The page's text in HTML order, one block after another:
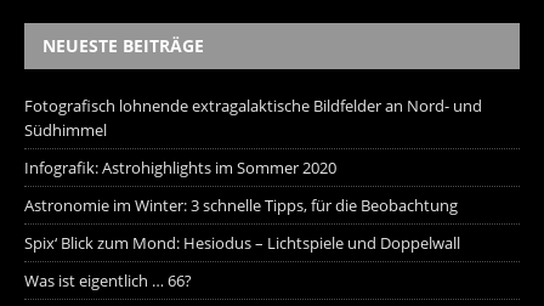
NEUESTE BEITRÄGE
Fotografisch lohnende extragalaktische Bildfelder an Nord- und
Südhimmel
Infografik: Astrohighlights im Sommer 2020
Astronomie im Winter: 3 schnelle Tipps, für die Beobachtung
Spix‘ Blick zum Mond: Hesiodus – Lichtspiele und Doppelwall
Was ist eigentlich … 66?